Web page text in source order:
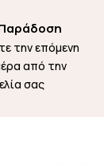
την επόμενη
από την
σας